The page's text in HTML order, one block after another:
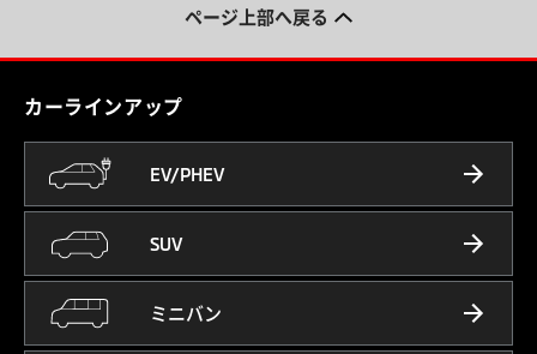
ページ上部へ戻る
カーラインアップ
EV/PHEV
SUV
ミニバン